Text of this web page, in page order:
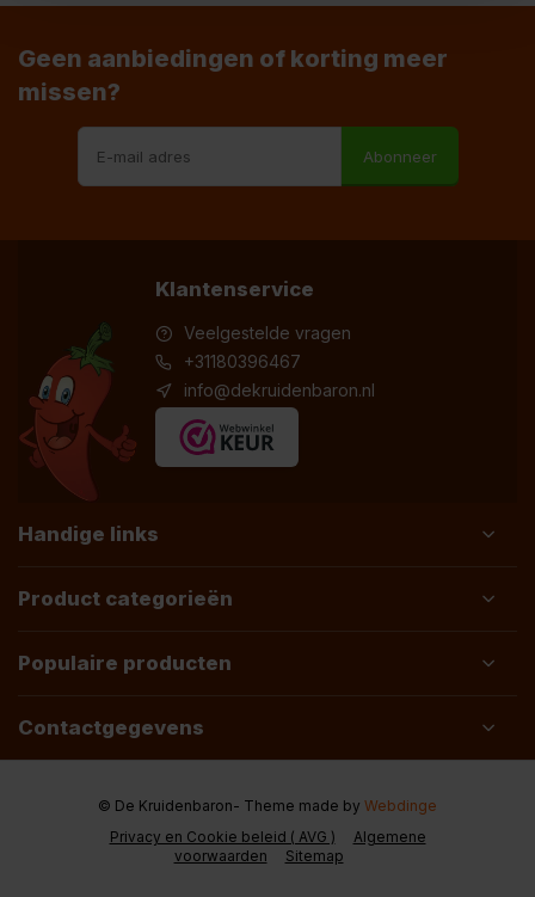
Geen aanbiedingen of korting meer
missen?
Abonneer
Klantenservice
Veelgestelde vragen
+31180396467
info@dekruidenbaron.nl
Handige links
Product categorieën
Populaire producten
Contactgegevens
Privacy en Cookie beleid ( AVG )
Algemene
voorwaarden
Sitemap
© De Kruidenbaron- Theme made by Webdinge